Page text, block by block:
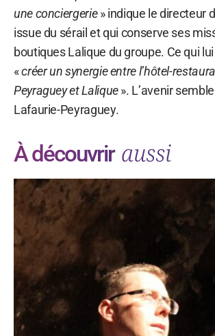
une conciergerie» indique le directeur
issue du sérail et qui conserve ses
boutiques Lalique du groupe. Ce qui
«créer un synergie entre l’hôtel-
Peyraguey et Lalique». L’avenir
Lafaurie-Peyraguey.
À découvrir aussi